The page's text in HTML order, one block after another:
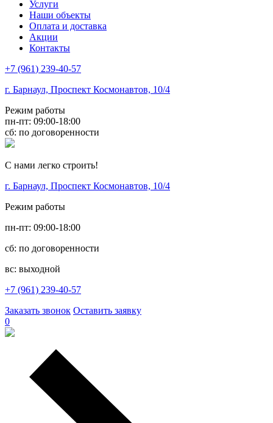
Услуги
Наши объекты
Оплата и доставка
Акции
Контакты
+7 (961) 239-40-57
г. Барнаул, Проспект Космонавтов, 10/4
Режим работы
пн-пт: 09:00-18:00
сб: по договоренности
С нами легко строить!
г. Барнаул, Проспект Космонавтов, 10/4
Режим работы
пн-пт: 09:00-18:00
сб: по договоренности
вс: выходной
+7 (961) 239-40-57
Заказать звонок Оставить заявку
0